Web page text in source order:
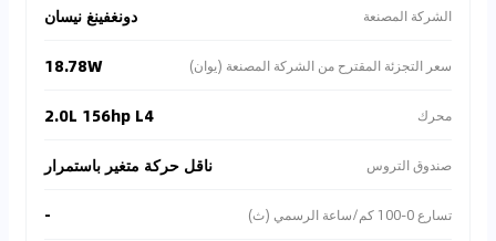
الشركة المصنعة دونغفينغ نيسان
سعر التجزئة المقترح من الشركة المصنعة (يوان) 18.78W
محرك 2.0L 156hp L4
صندوق التروس ناقل حركة متغير باستمرار
تسارع 0-100 كم/ساعة الرسمي (ث) -